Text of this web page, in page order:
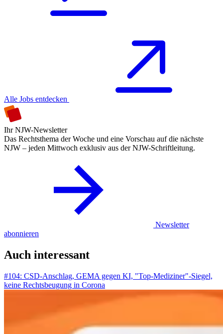
Alle Jobs entdecken
Ihr NJW-Newsletter
Das Rechtsthema der Woche und eine Vorschau auf die nächste
NJW – jeden Mittwoch exklusiv aus der NJW-Schriftleitung.
Newsletter
abonnieren
Auch interessant
#104: CSD-Anschlag, GEMA gegen KI, "Top-Mediziner"-Siegel,
keine Rechtsbeugung in Corona